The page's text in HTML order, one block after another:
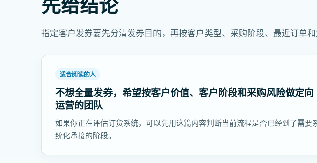
指定客户发券要先分清发券目的，再按客户类型、采购阶段、最近订单
适合阅读的人
不想全量发券，希望按客户价值、客户阶段和采购风险做定向
运营的团队
如果你正在评估订货系统，可以先用这篇内容判断当前流程是否已经到了需要
统化承接的阶段。